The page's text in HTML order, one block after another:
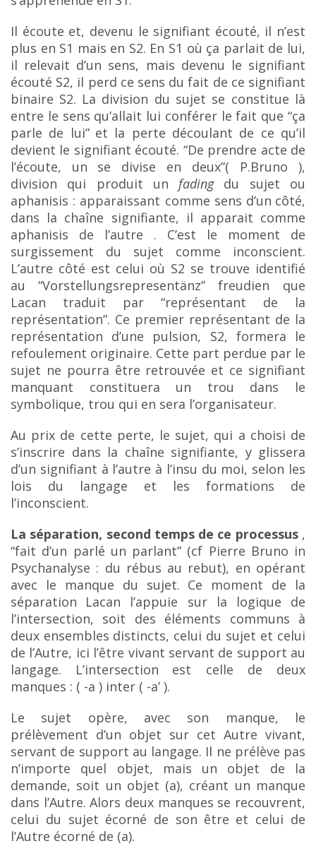
Il écoute et, devenu le signifiant écouté, il n’est
plus en S1 mais en S2. En S1 où ça parlait de lui,
il relevait d’un sens, mais devenu le signifiant
écouté S2, il perd ce sens du fait de ce signifiant
binaire S2. La division du sujet se constitue là
entre le sens qu’allait lui conférer le fait que “ça
parle de lui” et la perte découlant de ce qu’il
devient le signifiant écouté. “De prendre acte de
l’écoute, un
se divise en deux”( P.Bruno ),
division qui produit unfadingdu sujet ou
aphanisis : apparaissant comme sens d’un côté,
dans la chaîne signifiante, il apparait comme
aphanisis de l’autre . C’est le moment de
surgissement du sujet comme inconscient.
L’autre côté est celui où S2 se trouve identifié
au
“Vorstellungsrepresentänz” freudien que
Lacan traduit par “représentant de la
représentation”. Ce premier représentant de la
représentation d’une pulsion, S2, formera le
refoulement originaire. Cette part perdue par le
sujet ne pourra être retrouvée et ce signifiant
manquant constituera un trou dans le
symbolique, trou qui en sera l’organisateur.
Au prix de cette perte, le sujet, qui a choisi de
s’inscrire dans la chaîne signifiante, y glissera
d’un signifiant à l’autre à l’insu du moi, selon les
lois du langage et les formations de
l’inconscient.
La séparation, second temps de ce processus,
“fait d’un parlé un parlant” (cf Pierre Bruno in
Psychanalyse : du rébus au rebut), en opérant
avec le manque du sujet. Ce moment de la
séparation
Lacan l’appuie sur la logique de
l’intersection, soit des éléments communs à
deux ensembles distincts, celui du sujet et celui
de l’Autre, ici l’être vivant servant de support au
langage. L’intersection
est celle de deux
manques : ( -a ) inter ( -a’ ).
Le sujet opère, avec son manque, le
prélèvement d’un objet sur cet Autre vivant,
servant de support au langage. Il ne prélève pas
n’importe quel objet, mais un objet de la
demande, soit un objet (a), créant un manque
dans l’Autre. Alors deux manques se recouvrent,
celui du sujet écorné de son être et celui de
l’Autre écorné de (a).